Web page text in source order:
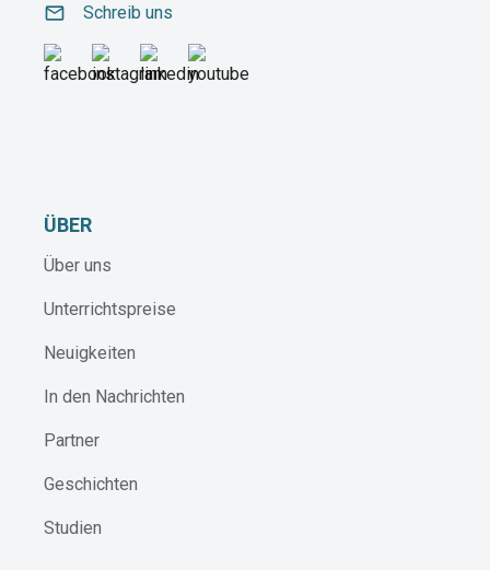
email Schreib uns
ÜBER
Über uns
Unterrichtspreise
Neuigkeiten
In den Nachrichten
Partner
Geschichten
Studien